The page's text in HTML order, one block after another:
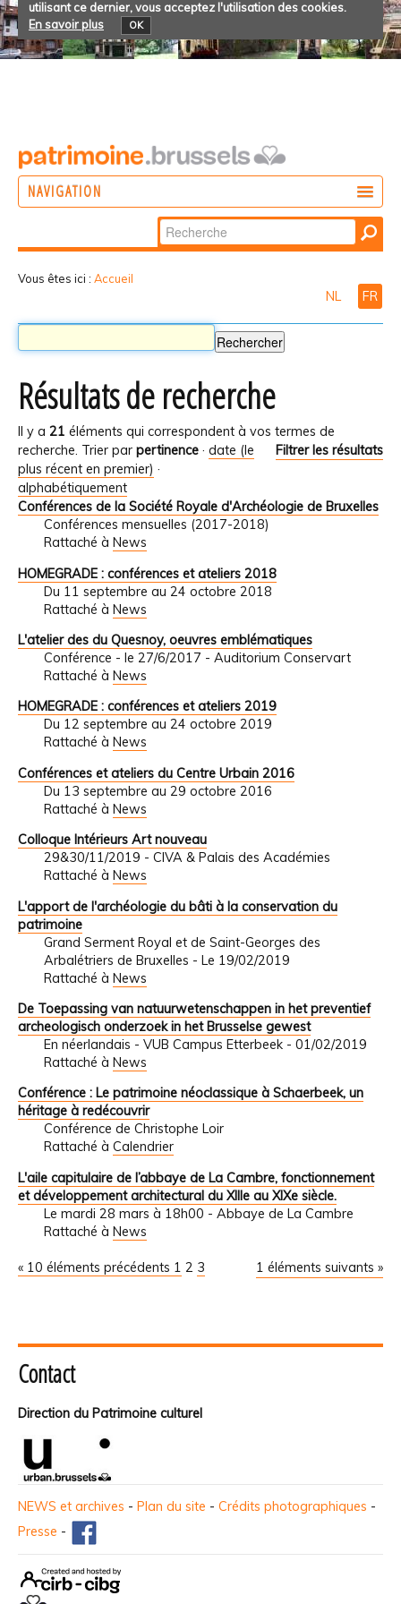
utilisant ce dernier, vous acceptez l'utilisation des cookies.
En savoir plus
OK
NAVIGATION
Chercher par
Recherche
Vous êtes ici : Accueil
NL FR
Résultats de recherche
Il y a 21 éléments qui correspondent à vos termes de
recherche.
Filtrer les résultats
Trier par pertinence · date (le
plus récent en premier) ·
alphabétiquement
Conférences de la Société Royale d'Archéologie de Bruxelles
Conférences mensuelles (2017-2018)
Rattaché à News
HOMEGRADE : conférences et ateliers 2018
Du 11 septembre au 24 octobre 2018
Rattaché à News
L'atelier des du Quesnoy, oeuvres emblématiques
Conférence - le 27/6/2017 - Auditorium Conservart
Rattaché à News
HOMEGRADE : conférences et ateliers 2019
Du 12 septembre au 24 octobre 2019
Rattaché à News
Conférences et ateliers du Centre Urbain 2016
Du 13 septembre au 29 octobre 2016
Rattaché à News
Colloque Intérieurs Art nouveau
29&30/11/2019 - CIVA & Palais des Académies
Rattaché à News
L'apport de l'archéologie du bâti à la conservation du
patrimoine
Grand Serment Royal et de Saint-Georges des
Arbalétriers de Bruxelles - Le 19/02/2019
Rattaché à News
De Toepassing van natuurwetenschappen in het preventief
archeologisch onderzoek in het Brusselse gewest
En néerlandais - VUB Campus Etterbeek - 01/02/2019
Rattaché à News
Conférence : Le patrimoine néoclassique à Schaerbeek, un
héritage à redécouvrir
Conférence de Christophe Loir
Rattaché à Calendrier
L'aile capitulaire de l’abbaye de La Cambre, fonctionnement
et développement architectural du XIIIe au XIXe siècle.
Le mardi 28 mars à 18h00 - Abbaye de La Cambre
Rattaché à News
« 10 éléments précédents 1 éléments suivants »
1 2 3
Contact
Direction du Patrimoine culturel
NEWS et archives - Plan du site - Crédits photographiques -
Presse -